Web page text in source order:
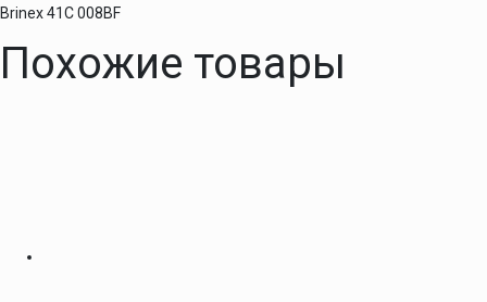
Brinex 41C 008BF
Похожие товары